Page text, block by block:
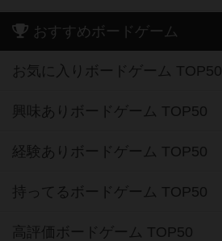
おすすめボードゲーム
お気に入りボードゲーム TOP50
興味ありボードゲーム TOP50
経験ありボードゲーム TOP50
持ってるボードゲーム TOP50
高評価ボードゲーム TOP50